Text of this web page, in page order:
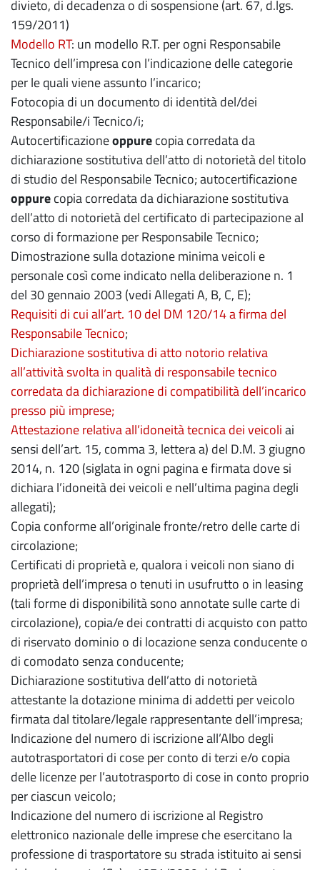
divieto, di decadenza o di sospensione (art. 67, d.lgs.
159/2011)
Modello RT: un modello R.T. per ogni Responsabile
Tecnico dell’impresa con l’indicazione delle categorie
per le quali viene assunto l’incarico;
Fotocopia di un documento di identità del/dei
Responsabile/i Tecnico/i;
Autocertificazioneoppurecopia corredata da
dichiarazione sostitutiva dell’atto di notorietà del titolo
di studio del Responsabile Tecnico; autocertificazione
oppurecopia corredata da dichiarazione sostitutiva
dell’atto di notorietà del certificato di partecipazione al
corso di formazione per Responsabile Tecnico;
Dimostrazione sulla dotazione minima veicoli e
personale così come indicato nella deliberazione n. 1
del 30 gennaio 2003 (vedi Allegati A, B, C, E);
Requisiti di cui all’art. 10 del DM 120/14 a firma del
Responsabile Tecnico;
Dichiarazione sostitutiva di atto notorio relativa
all’attività svolta in qualità di responsabile tecnico
corredata da dichiarazione di compatibilità dell’incarico
presso più imprese;
Attestazione relativa all’idoneità tecnica dei veicoliai
sensi dell’art. 15, comma 3, lettera a) del D.M. 3 giugno
2014, n. 120 (siglata in ogni pagina e firmata dove si
dichiara l’idoneità dei veicoli e nell’ultima pagina degli
allegati);
Copia conforme all’originale fronte/retro delle carte di
circolazione;
Certificati di proprietà e, qualora i veicoli non siano di
proprietà dell’impresa o tenuti in usufrutto o in leasing
(tali forme di disponibilità sono annotate sulle carte di
circolazione), copia/e dei contratti di acquisto con patto
di riservato dominio o di locazione senza conducente o
di comodato senza conducente;
Dichiarazione sostitutiva dell’atto di notorietà
attestante la dotazione minima di addetti per veicolo
firmata dal titolare/legale rappresentante dell’impresa;
Indicazione del numero di iscrizione all’Albo degli
autotrasportatori di cose per conto di terzi e/o copia
delle licenze per l’autotrasporto di cose in conto proprio
per ciascun veicolo;
Indicazione del numero di iscrizione al Registro
elettronico nazionale delle imprese che esercitano la
professione di trasportatore su strada istituito ai sensi